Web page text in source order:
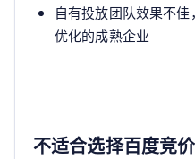
自有投放团队效果不
优化的成熟企业
不适合选择百度竞